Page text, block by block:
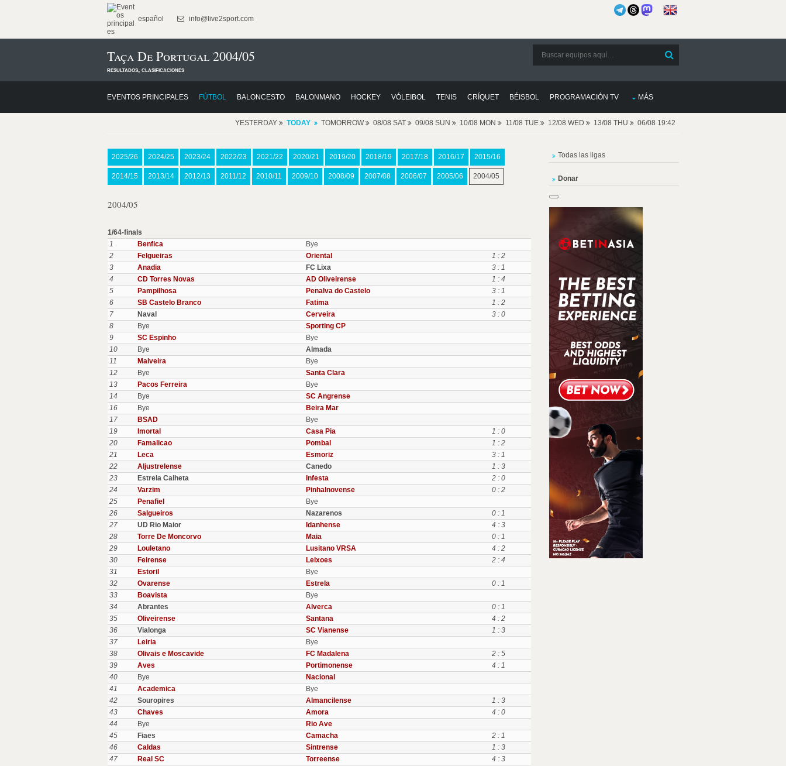
español info@live2sport.com
Taça De Portugal 2004/05
resultados, clasificaciones
EVENTOS PRINCIPALES FÚTBOL BALONCESTO BALONMANO HOCKEY VÓLEIBOL TENIS CRÍQUET BÉISBOL PROGRAMACIÓN TV MÁS
YESTERDAY TODAY TOMORROW 08/08 SAT 09/08 SUN 10/08 MON 11/08 TUE 12/08 WED 13/08 THU 06/08 19:42
2025/26 2024/25 2023/24 2022/23 2021/22 2020/21 2019/20 2018/19 2017/18 2016/17 2015/16
2014/15 2013/14 2012/13 2011/12 2010/11 2009/10 2008/09 2007/08 2006/07 2005/06 2004/05
2004/05
1/64-finals
1
Benfica
Bye
2
Felgueiras Oriental
1 : 2
3
Anadia FC Lixa
3 : 1
4
CD Torres Novas AD Oliveirense
1 : 4
5
Pampilhosa Penalva do Castelo
3 : 1
6
SB Castelo Branco Fatima
1 : 2
7
Naval Cerveira
3 : 0
8
Bye
Sporting CP
9
SC Espinho
Bye
10
Bye
Almada
11
Malveira
Bye
12
Bye
Santa Clara
13
Pacos Ferreira
Bye
14
Bye
SC Angrense
16
Bye
Beira Mar
17
BSAD
Bye
19
Imortal Casa Pia
1 : 0
20
Famalicao Pombal
1 : 2
21
Leca Esmoriz
3 : 1
22
Aljustrelense Canedo
1 : 3
23
Estrela Calheta Infesta
2 : 0
24
Varzim Pinhalnovense
0 : 2
25
Penafiel
Bye
26
Salgueiros Nazarenos
0 : 1
27
UD Rio Maior Idanhense
4 : 3
28
Torre De Moncorvo Maia
0 : 1
29
Louletano Lusitano VRSA
4 : 2
30
Feirense Leixoes
2 : 4
31
Estoril
Bye
32
Ovarense Estrela
0 : 1
33
Boavista
Bye
34
Abrantes Alverca
0 : 1
35
Oliveirense Santana
4 : 2
36
Vialonga SC Vianense
1 : 3
37
Leiria
Bye
38
Olivais e Moscavide FC Madalena
2 : 5
39
Aves Portimonense
4 : 1
40
Bye
Nacional
41
Academica
Bye
42
Souropires Almancilense
1 : 3
43
Chaves Amora
4 : 0
44
Bye
Rio Ave
45
Fiaes Camacha
2 : 1
46
Caldas Sintrense
1 : 3
47
Real SC Torreense
4 : 3
Todas las ligas
Donar